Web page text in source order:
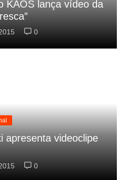
KAOS lança vídeo da
0
apresenta videoclipe
0